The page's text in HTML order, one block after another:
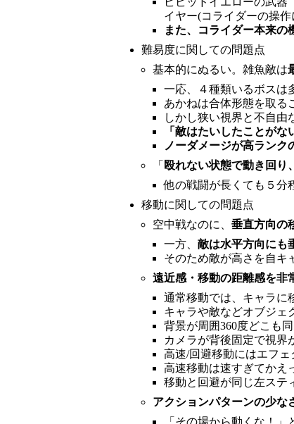
イヤー(コライダーの操
また、コライダー本来の
難易度に関しての問題点
基本的にぬるい。雑魚敵は
一応、４種類いるボスは
あかねは合体形態を取る
しかし狭い視界と不自由
「敵はたいしたことがな
ノーダメージが高ランク
「 殴れない状態で動き回り
他の戦闘が長くても５分
移動に関しての問題点
空中戦なのに、 垂直方向の
一方、 敵は水平方向にも
そのため敵が高さを自キ
遠近感・移動の距離感を非
通常移動では、キャラに
キャラや敵などオブジェ
背景が周囲360度どこも
カメラが背後固定で視界
高速/回避移動にはエフェ
高速移動は速すぎてかえ
移動と回避が同じ左ステ
アクションパターンの少な
「その場から動くな！」